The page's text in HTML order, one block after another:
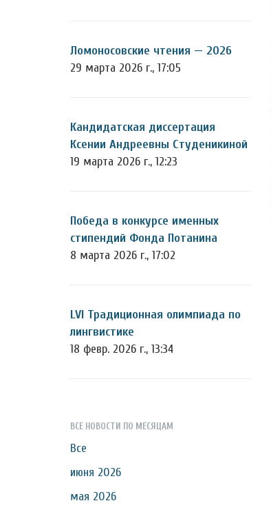
Ломоносовские чтения — 2026
29 марта 2026 г., 17:05
Кандидатская диссертация
Ксении Андреевны Студеникиной
19 марта 2026 г., 12:23
Победа в конкурсе именных
стипендий Фонда Потанина
8 марта 2026 г., 17:02
LVI Традиционная олимпиада по
лингвистике
18 февр. 2026 г., 13:34
ВСЕ НОВОСТИ ПО МЕСЯЦАМ
Все
июня 2026
мая 2026